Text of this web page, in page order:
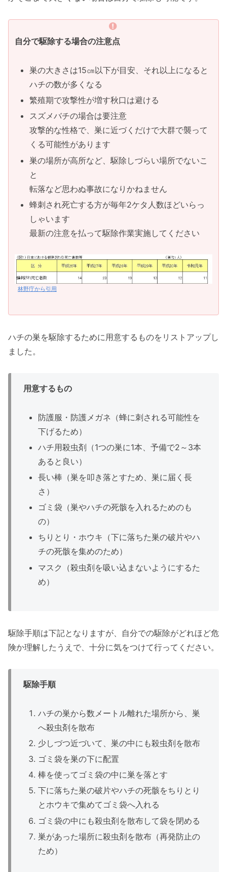
自分で駆除する場合の注意点
巣の大きさは15㎝以下が目安、それ以上になると
ハチの数が多くなる
繁殖期で攻撃性が増す秋口は避ける
スズメバチの場合は要注意
攻撃的な性格で、巣に近づくだけで大群で襲って
くる可能性があります
巣の場所が高所など、駆除しづらい場所でないこ
と
転落など思わぬ事故になりかねません
蜂刺され死亡する方が毎年2ケタ人数ほどいらっ
しゃいます
最新の注意を払って駆除作業実施してください
林野庁から引用
ハチの巣を駆除するために用意するものをリストアップし
ました。
用意するもの
防護服・防護メガネ（蜂に刺される可能性を
下げるため）
ハチ用殺虫剤（1つの巣に1本、予備で2～3本
あると良い）
長い棒（巣を叩き落とすため、巣に届く長
さ）
ゴミ袋（巣やハチの死骸を入れるためのも
の）
ちりとり・ホウキ（下に落ちた巣の破片やハ
チの死骸を集めのため）
マスク（殺虫剤を吸い込まないようにするた
め）
駆除手順は下記となりますが、自分での駆除がどれほど危
険か理解したうえで、十分に気をつけて行ってください。
駆除手順
ハチの巣から数メートル離れた場所から、巣
へ殺虫剤を散布
少しづつ近づいて、巣の中にも殺虫剤を散布
ゴミ袋を巣の下に配置
棒を使ってゴミ袋の中に巣を落とす
下に落ちた巣の破片やハチの死骸をちりとり
とホウキで集めてゴミ袋へ入れる
ゴミ袋の中にも殺虫剤を散布して袋を閉める
巣があった場所に殺虫剤を散布（再発防止の
ため）